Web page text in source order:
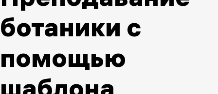
ботаники с
помощью